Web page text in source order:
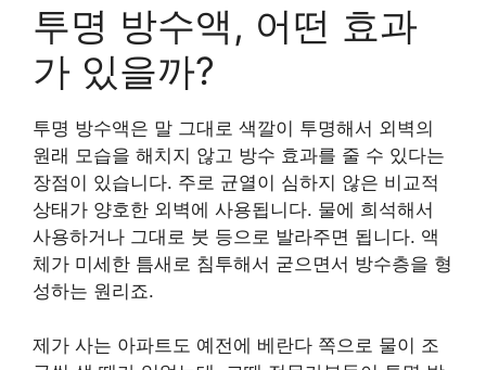
투명 방수액, 어떤 효과
가 있을까?
투명 방수액은 말 그대로 색깔이 투명해서 외벽의
원래 모습을 해치지 않고 방수 효과를 줄 수 있다는
장점이 있습니다. 주로 균열이 심하지 않은 비교적
상태가 양호한 외벽에 사용됩니다. 물에 희석해서
사용하거나 그대로 붓 등으로 발라주면 됩니다. 액
체가 미세한 틈새로 침투해서 굳으면서 방수층을 형
성하는 원리죠.
제가 사는 아파트도 예전에 베란다 쪽으로 물이 조